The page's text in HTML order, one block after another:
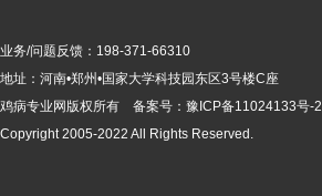
业务/问题反馈：198-371-66310
地址：河南•郑州•国家大学科技园东区3号楼C座
鸡病专业网版权所有 备案号： 豫ICP备11024133号-2
Copyright 2005-2022 All Rights Reserved.